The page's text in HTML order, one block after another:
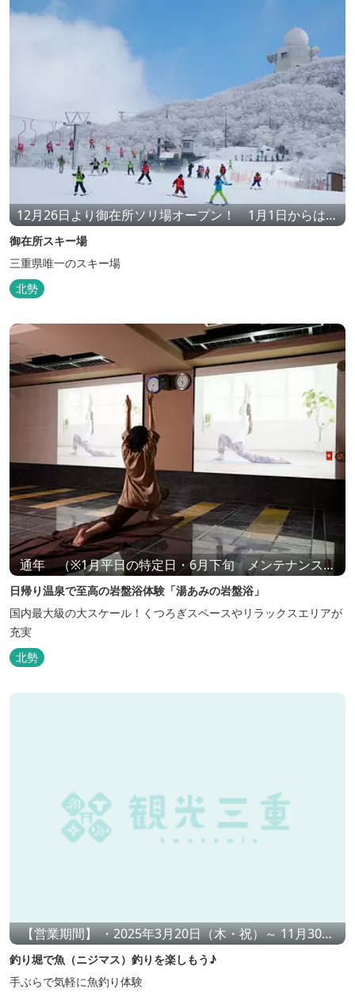
12月26日より御在所ソリ場オープン！ 1月1日からは三
重県唯一のスキー場、御在所スキー場がオープンしま
御在所スキー場
三重県唯一のスキー場
北勢
通年 （※1月平日の特定日・6月下旬 メンテナンス休
業あり）
日帰り温泉で至高の岩盤浴体験「湯あみの岩盤浴」
国内最大級の大スケール！くつろぎスペースやリラックスエリアが
充実
北勢
【営業期間】 ・2025年3月20日（木・祝）～ 11月30日
（日）の日曜・祝日 ・夏休み（7/19-8/31）：土曜・日
曜・祝日・お盆（8/9-8/17）
釣り堀で魚（ニジマス）釣りを楽しもう♪
手ぶらで気軽に魚釣り体験